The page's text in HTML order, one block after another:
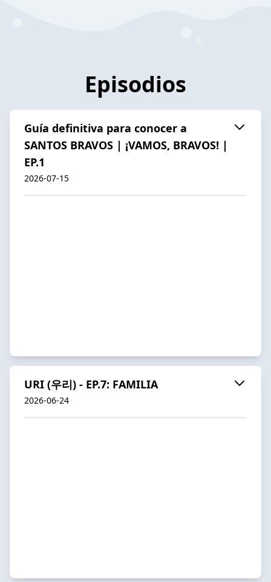
Episodios
Guía definitiva para conocer a
SANTOS BRAVOS | ¡VAMOS, BRAVOS! |
EP.1
2026-07-15
URI (우리) - EP.7: FAMILIA
2026-06-24